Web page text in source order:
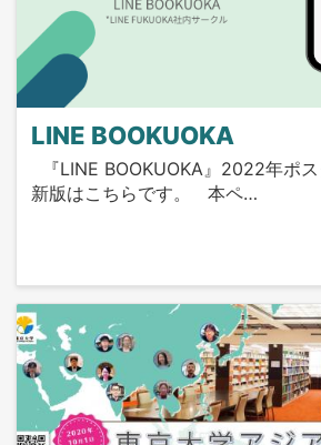
LINE BOOKUOKA
『LINE BOOKUOKA』2022年ポ
新版はこちらです。 本ペ…